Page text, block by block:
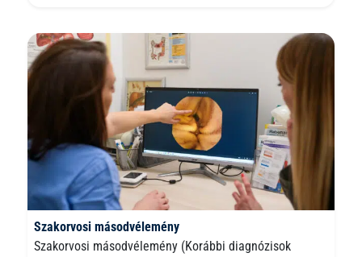
Szakorvosi másodvélemény
Szakorvosi másodvélemény (Korábbi diagnózisok